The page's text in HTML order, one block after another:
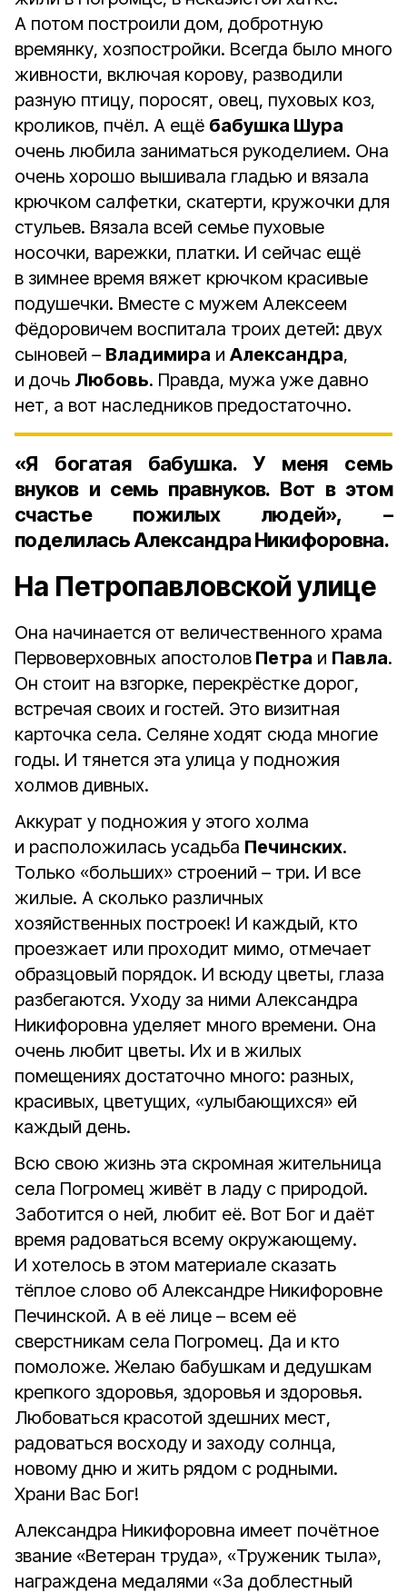
А потом построили дом, добротную
времянку, хозпостройки. Всегда было много
живности, включая корову, разводили
разную птицу, поросят, овец, пуховых коз,
кроликов, пчёл. А ещё бабушка Шура
очень любила заниматься рукоделием. Она
очень хорошо вышивала гладью и вязала
крючком салфетки, скатерти, кружочки для
стульев. Вязала всей семье пуховые
носочки, варежки, платки. И сейчас ещё
в зимнее время вяжет крючком красивые
подушечки. Вместе с мужем Алексеем
Фёдоровичем воспитала троих детей: двух
сыновей – Владимира и Александра,
и дочь Любовь. Правда, мужа уже давно
нет, а вот наследников предостаточно.
«Я богатая бабушка. У меня семь
внуков и семь правнуков. Вот в этом
счастье пожилых людей», –
поделилась Александра Никифоровна.
На Петропавловской улице
Она начинается от величественного храма
Первоверховных апостолов Петра и Павла.
Он стоит на взгорке, перекрёстке дорог,
встречая своих и гостей. Это визитная
карточка села. Селяне ходят сюда многие
годы. И тянется эта улица у подножия
холмов дивных.
Аккурат у подножия у этого холма
и расположилась усадьба Печинских.
Только «больших» строений – три. И все
жилые. А сколько различных
хозяйственных построек! И каждый, кто
проезжает или проходит мимо, отмечает
образцовый порядок. И всюду цветы, глаза
разбегаются. Уходу за ними Александра
Никифоровна уделяет много времени. Она
очень любит цветы. Их и в жилых
помещениях достаточно много: разных,
красивых, цветущих, «улыбающихся» ей
каждый день.
Всю свою жизнь эта скромная жительница
села Погромец живёт в ладу с природой.
Заботится о ней, любит её. Вот Бог и даёт
время радоваться всему окружающему.
И хотелось в этом материале сказать
тёплое слово об Александре Никифоровне
Печинской. А в её лице – всем её
сверстникам села Погромец. Да и кто
помоложе. Желаю бабушкам и дедушкам
крепкого здоровья, здоровья и здоровья.
Любоваться красотой здешних мест,
радоваться восходу и заходу солнца,
новому дню и жить рядом с родными.
Храни Вас Бог!
Александра Никифоровна имеет почётное
звание «Ветеран труда», «Труженик тыла»,
награждена медалями «За доблестный